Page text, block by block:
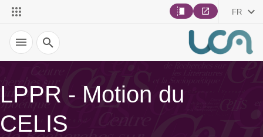
FR
Recherche
LPPR - Motion du
CELIS